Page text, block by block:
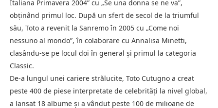
Italiana Primavera 2004” cu „Se una donna se ne va”,
obținând primul loc. După un sfert de secol de la triumful
său, Toto a revenit la Sanremo în 2005 cu „Come noi
nessuno al mondo”, în colaborare cu Annalisa Minetti,
clasându-se pe locul doi în general și primul la categoria
Classic.
De-a lungul unei cariere strălucite, Toto Cutugno a creat
peste 400 de piese interpretate de celebrități la nivel global,
a lansat 18 albume și a vândut peste 100 de milioane de